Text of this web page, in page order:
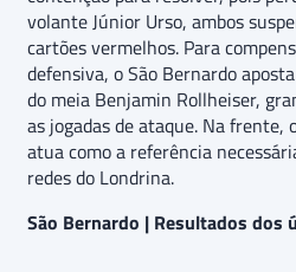
volante Júnior Urso, ambos
cartões vermelhos. Para
defensiva, o São Bernardo
do meia Benjamin Rollheiser,
as jogadas de ataque. Na frente,
atua como a referência
redes do Londrina.
São Bernardo | Resultados